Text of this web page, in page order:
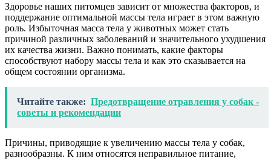
Здоровье наших питомцев зависит от множества факторов, и
поддержание оптимальной массы тела играет в этом важную
роль. Избыточная масса тела у животных может стать
причиной различных заболеваний и значительного ухудшения
их качества жизни. Важно понимать, какие факторы
способствуют набору массы тела и как это сказывается на
общем состоянии организма.
Читайте также: Предотвращение отравления у собак -
советы и рекомендации
Причины, приводящие к увеличению массы тела у собак,
разнообразны. К ним относятся неправильное питание,